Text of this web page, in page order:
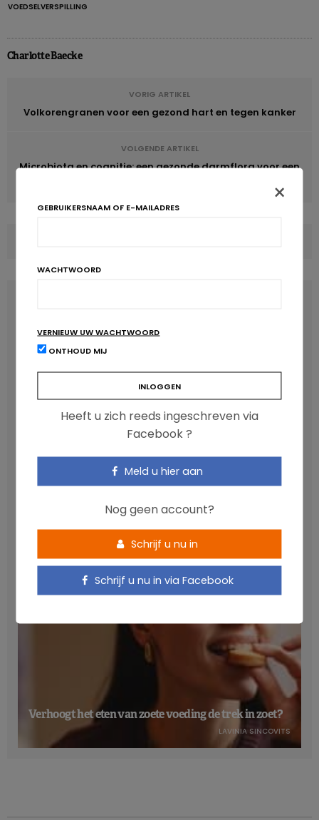
VOEDSELVERSPILLING
Charlotte Baecke
VORIG ARTIKEL
Volkorengranen voor een gezond hart en tegen kanker
VOLGENDE ARTIKEL
Microbiota en cognitie: een gezonde darmflora voor een
Anthocyanen: gunstig voor de cardiometabole
Verhoogt het eten van zoete voeding de trek in zoet?
LAVINIA SINCOVITS
×
GEBRUIKERSNAAM OF E-MAILADRES
WACHTWOORD
VERNIEUW UW WACHTWOORD
ONTHOUD MIJ
Heeft u zich reeds ingeschreven via
Facebook ?
Meld u hier aan
Nog geen account?
Schrijf u nu in
Schrijf u nu in via Facebook